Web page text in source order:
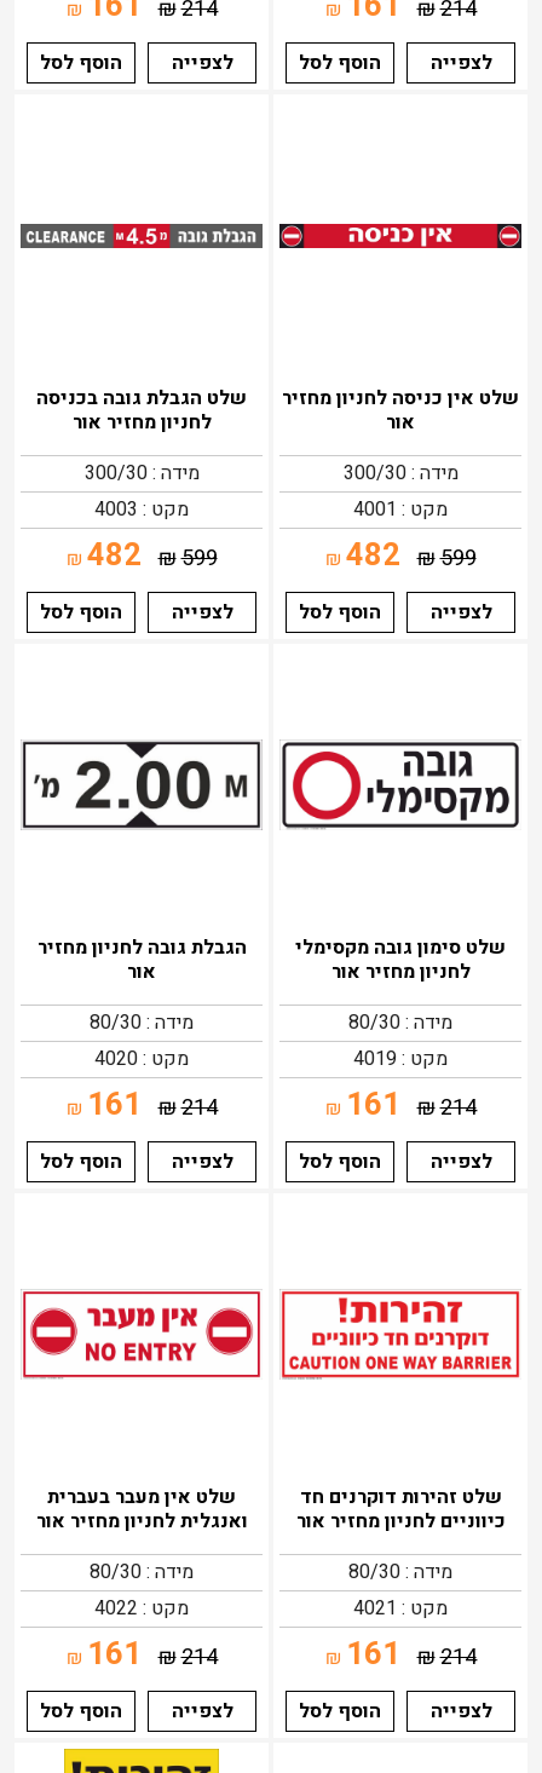
214
₪
₪
לצפייה
הוסף לסל
214
₪
₪
לצפייה
הוסף לסל
שלט אין כניסה לחניון מחזיר
אור
מידה : 300/30
מקט : 4001
599
₪
482
₪
לצפייה
הוסף לסל
שלט הגבלת גובה בכניסה
לחניון מחזיר אור
מידה : 300/30
מקט : 4003
599
₪
482
₪
לצפייה
הוסף לסל
שלט סימון גובה מקסימלי
לחניון מחזיר אור
מידה : 80/30
מקט : 4019
214
₪
161
₪
לצפייה
הוסף לסל
הגבלת גובה לחניון מחזיר
אור
מידה : 80/30
מקט : 4020
214
₪
161
₪
לצפייה
הוסף לסל
שלט זהירות דוקרנים חד
כיווניים לחניון מחזיר אור
מידה : 80/30
מקט : 4021
214
₪
161
₪
לצפייה
הוסף לסל
שלט אין מעבר בעברית
ואנגלית לחניון מחזיר אור
מידה : 80/30
מקט : 4022
214
₪
161
₪
לצפייה
הוסף לסל